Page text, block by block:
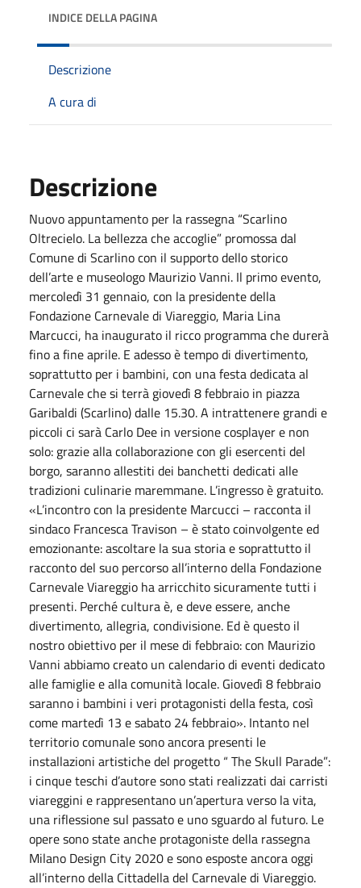
INDICE DELLA PAGINA
Descrizione
A cura di
Descrizione
Nuovo appuntamento per la rassegna “Scarlino
Oltrecielo. La bellezza che accoglie” promossa dal
Comune di Scarlino con il supporto dello storico
dell’arte e museologo Maurizio Vanni. Il primo evento,
mercoledì 31 gennaio, con la presidente della
Fondazione Carnevale di Viareggio, Maria Lina
Marcucci, ha inaugurato il ricco programma che durerà
fino a fine aprile. E adesso è tempo di divertimento,
soprattutto per i bambini, con una festa dedicata al
Carnevale che si terrà giovedì 8 febbraio in piazza
Garibaldi (Scarlino) dalle 15.30. A intrattenere grandi e
piccoli ci sarà Carlo Dee in versione cosplayer e non
solo: grazie alla collaborazione con gli esercenti del
borgo, saranno allestiti dei banchetti dedicati alle
tradizioni culinarie maremmane. L’ingresso è gratuito.
«L’incontro con la presidente Marcucci – racconta il
sindaco Francesca Travison – è stato coinvolgente ed
emozionante: ascoltare la sua storia e soprattutto il
racconto del suo percorso all’interno della Fondazione
Carnevale Viareggio ha arricchito sicuramente tutti i
presenti. Perché cultura è, e deve essere, anche
divertimento, allegria, condivisione. Ed è questo il
nostro obiettivo per il mese di febbraio: con Maurizio
Vanni abbiamo creato un calendario di eventi dedicato
alle famiglie e alla comunità locale. Giovedì 8 febbraio
saranno i bambini i veri protagonisti della festa, così
come martedì 13 e sabato 24 febbraio». Intanto nel
territorio comunale sono ancora presenti le
installazioni artistiche del progetto “ The Skull Parade”:
i cinque teschi d’autore sono stati realizzati dai carristi
viareggini e rappresentano un’apertura verso la vita,
una riflessione sul passato e uno sguardo al futuro. Le
opere sono state anche protagoniste della rassegna
Milano Design City 2020 e sono esposte ancora oggi
all’interno della Cittadella del Carnevale di Viareggio.